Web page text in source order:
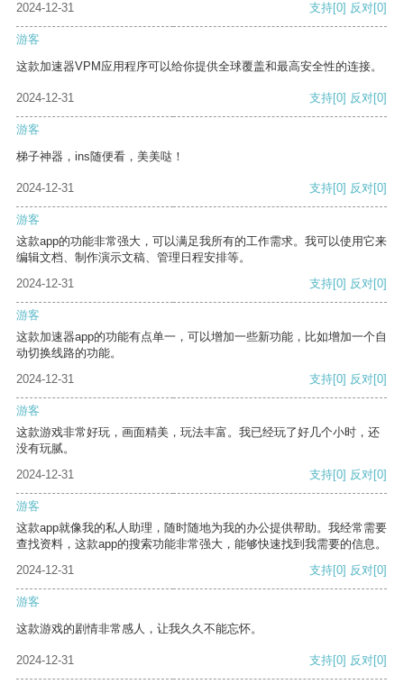
2024-12-31 支持[0] 反对[0]
游客
这款加速器VPM应用程序可以给你提供全球覆盖和最高安全性的连接。
2024-12-31 支持[0] 反对[0]
游客
梯子神器，ins随便看，美美哒！
2024-12-31 支持[0] 反对[0]
游客
这款app的功能非常强大，可以满足我所有的工作需求。我可以使用它来
编辑文档、制作演示文稿、管理日程安排等。
2024-12-31
支持[0] 反对[0]
游客
这款加速器app的功能有点单一，可以增加一些新功能，比如增加一个自
动切换线路的功能。
2024-12-31
支持[0] 反对[0]
游客
这款游戏非常好玩，画面精美，玩法丰富。我已经玩了好几个小时，还
没有玩腻。
2024-12-31
支持[0] 反对[0]
游客
这款app就像我的私人助理，随时随地为我的办公提供帮助。我经常需要
查找资料，这款app的搜索功能非常强大，能够快速找到我需要的信息。
2024-12-31
支持[0] 反对[0]
游客
这款游戏的剧情非常感人，让我久久不能忘怀。
2024-12-31 支持[0] 反对[0]